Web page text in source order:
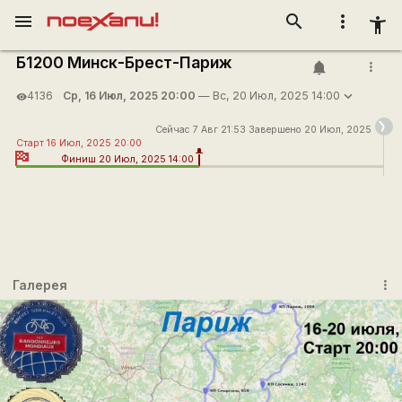
more_vert accessibility_new
search
menu
Б1200 Минск-Брест-Париж more_vert
visibility4136 Ср, 16 Июл, 2025 20:00 — Вс, 20 Июл, 2025 14:00
Сейчас 7 Авг 21:53 Завершено 20 Июл, 2025
Старт 16 Июл, 2025 20:00
Финиш 20 Июл, 2025 14:00
Галерея more_vert